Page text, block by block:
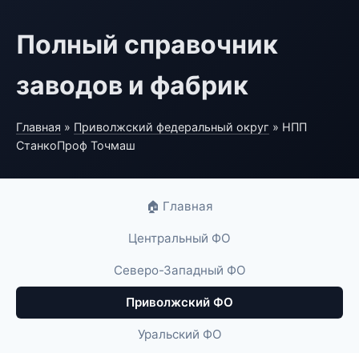
Полный справочник
заводов и фабрик
Главная » Приволжский федеральный округ » НПП
СтанкоПроф Точмаш
🏠 Главная
Центральный ФО
Северо-Западный ФО
Приволжский ФО
Уральский ФО